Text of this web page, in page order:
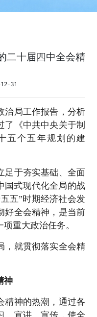
二十届四中全会精
31
治局工作报告，分析
了《中共中央关于制
五个五年规划的建
足于夯实基础、全面
国式现代化全局的战
五”时期经济社会发
好全会精神，是当前
重大政治任务。
，就贯彻落实全会精
神
精神的热潮，通过各
、宣讲、宣传，使全